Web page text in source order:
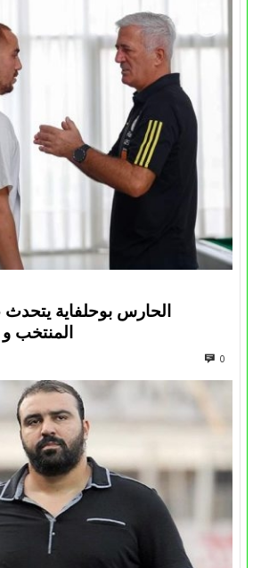
الحارس بوحلفاية
المنتخب
0